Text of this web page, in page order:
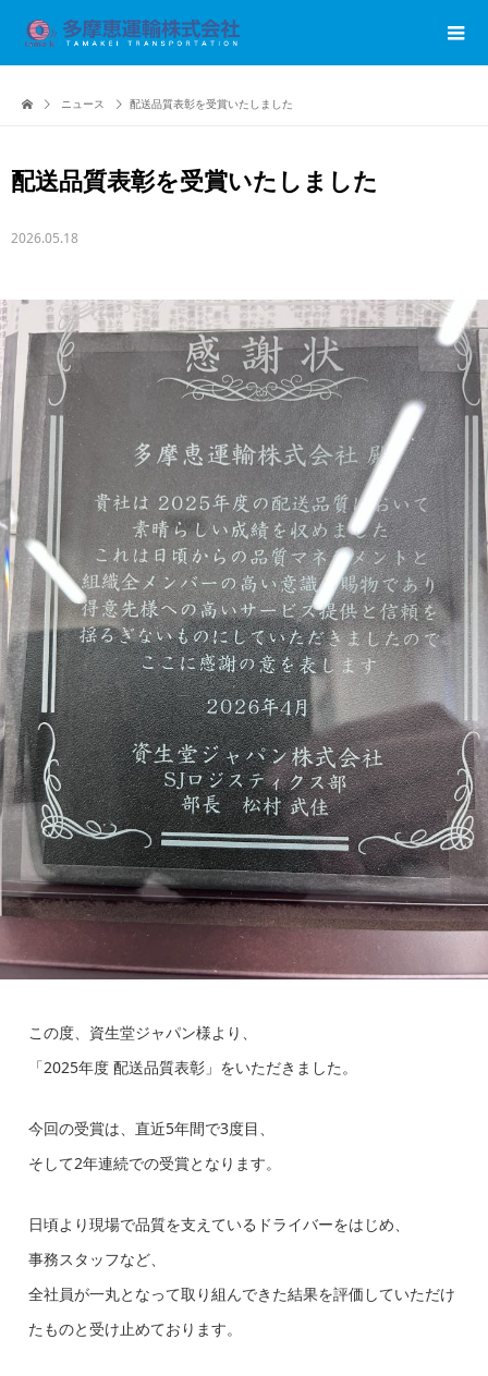
ニュース 配送品質表彰を受賞いたしました
配送品質表彰を受賞いたしました
2026.05.18
この度、資生堂ジャパン様より、
「2025年度 配送品質表彰」をいただきました。
今回の受賞は、直近5年間で3度目、
そして2年連続での受賞となります。
日頃より現場で品質を支えているドライバーをはじめ、
事務スタッフなど、
全社員が一丸となって取り組んできた結果を評価していただけ
たものと受け止めております。